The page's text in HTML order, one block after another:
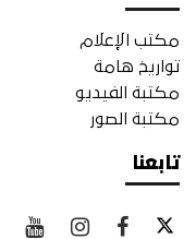
مكتب الإعلام
تواريخ هامة
مكتبة الفيديو
مكتبة الصور
تابعنا